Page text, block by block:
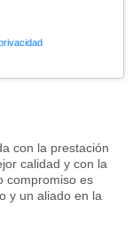
con la prestación
calidad y con la
compromiso es
y un aliado en la